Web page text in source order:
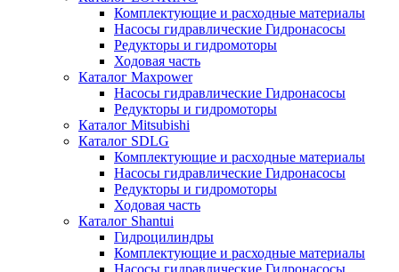
Комплектующие и расходные материалы
Насосы гидравлические Гидронасосы
Редукторы и гидромоторы
Ходовая часть
Каталог Maxpower
Насосы гидравлические Гидронасосы
Редукторы и гидромоторы
Каталог Mitsubishi
Каталог SDLG
Комплектующие и расходные материалы
Насосы гидравлические Гидронасосы
Редукторы и гидромоторы
Ходовая часть
Каталог Shantui
Гидроцилиндры
Комплектующие и расходные материалы
Насосы гидравлические Гидронасосы